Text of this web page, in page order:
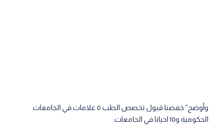
وأوضح" خفضنا قبول تخصص الطب ٥ علامات في الجامعات
الحكومية و١٥ احيانا في الجامعات.